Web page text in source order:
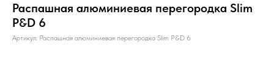
Распашная алюминиевая перегородка Slim
P&D 6
Артикул: Распашная алюминиевая перегородка Slim P&D 6